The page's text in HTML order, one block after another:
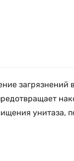
загрязнений
унитаза,